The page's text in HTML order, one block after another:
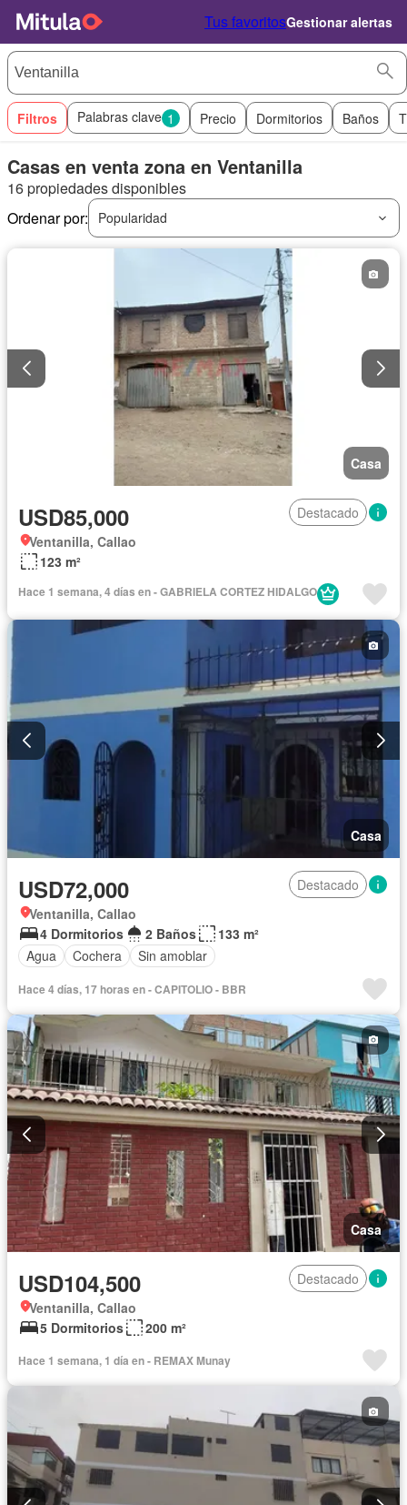
Tus favoritosGestionar alertas
Filtros Palabras clave 1 Precio Dormitorios Baños
Casas en venta zona en Ventanilla
16 propiedades disponibles
Ordenar por:
Popularidad
Casa
USD85,000
Destacado
Ventanilla, Callao
123 m²
Hace 1 semana, 4 días en - GABRIELA CORTEZ HIDALGO
Casa
USD72,000
Destacado
Ventanilla, Callao
4 Dormitorios
2 Baños
133 m²
Agua
Cochera Sin amoblar
Hace 4 días, 17 horas en - CAPITOLIO - BBR
Casa
USD104,500
Destacado
Ventanilla, Callao
5 Dormitorios
200 m²
Hace 1 semana, 1 día en - REMAX Munay